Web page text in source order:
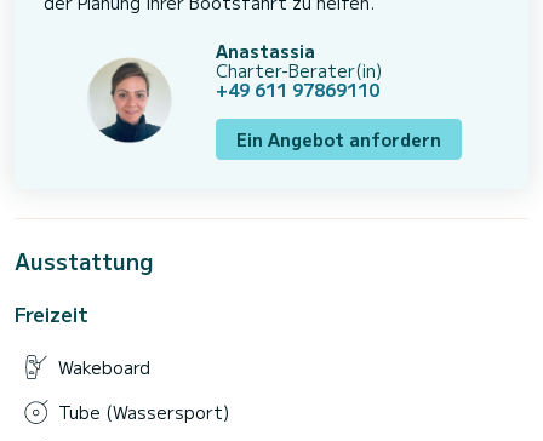
Anastassia
Charter-Berater(in)
+49 611 97869110
Ein Angebot anfordern
Ausstattung
Freizeit
Wakeboard
Tube (Wassersport)